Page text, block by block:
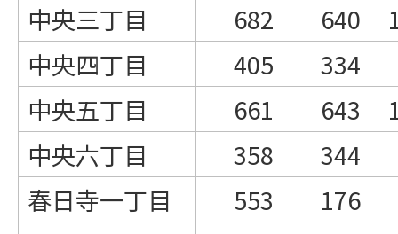
中央三丁目
682 640
中央四丁目
405
334
中央五丁目
661 643
中央六丁目
358
344
春日寺一丁目
553
176